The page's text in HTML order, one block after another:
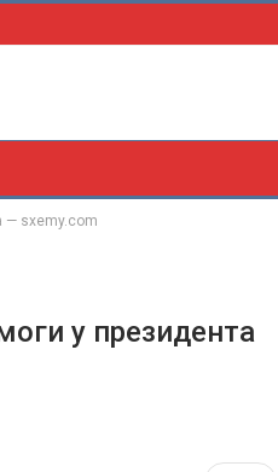
— sxemy.com
у президента